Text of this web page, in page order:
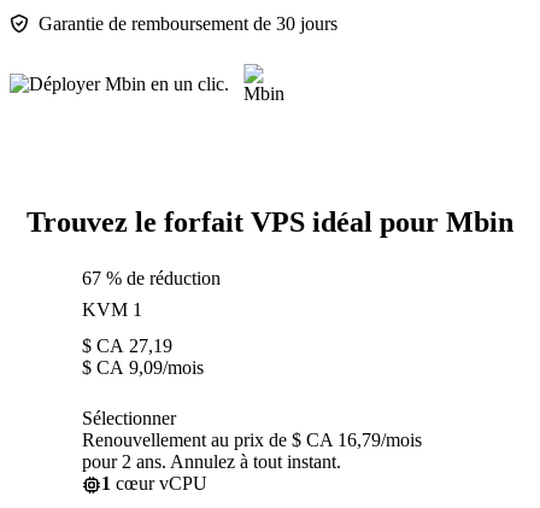
Garantie de remboursement de 30 jours
Trouvez le forfait VPS idéal pour Mbin
67 % de réduction
KVM 1
$ CA 27,19
$ CA 9,09/mois
Sélectionner
Renouvellement au prix de $ CA 16,79/mois
pour 2 ans. Annulez à tout instant.
1 cœur vCPU